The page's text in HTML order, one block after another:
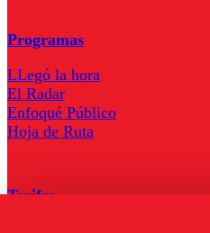
Programas
LLegó la hora
El Radar
Enfoqué Público
Hoja de Ruta
Tarifas